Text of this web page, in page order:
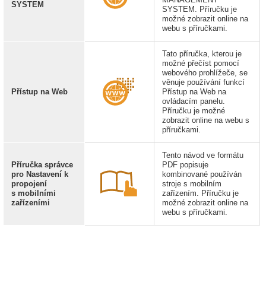
SYSTEM
SYSTEM. Příručku je
možné zobrazit online na
webu s příručkami.
Přístup na Web
Tato příručka, kterou je
možné přečíst pomocí
webového prohlížeče, se
věnuje používání funkcí
Přístup na Web na
ovládacím panelu.
Příručku je možné
zobrazit online na webu s
příručkami.
Příručka správce
pro Nastavení k
propojení
s mobilními
zařízeními
Tento návod ve formátu
PDF popisuje
kombinované používán
stroje s mobilním
zařízením. Příručku je
možné zobrazit online na
webu s příručkami.